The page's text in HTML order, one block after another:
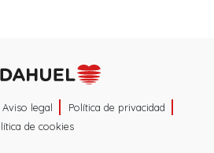
Aviso legal
Política de privacidad
de cookies